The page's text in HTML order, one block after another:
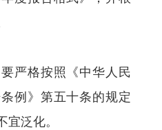
格按照《中华人民
例》第五十条的规定
宜泛化。